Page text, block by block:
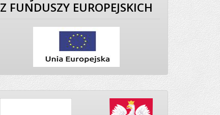
Z FUNDUSZY EUROPEJSKICH